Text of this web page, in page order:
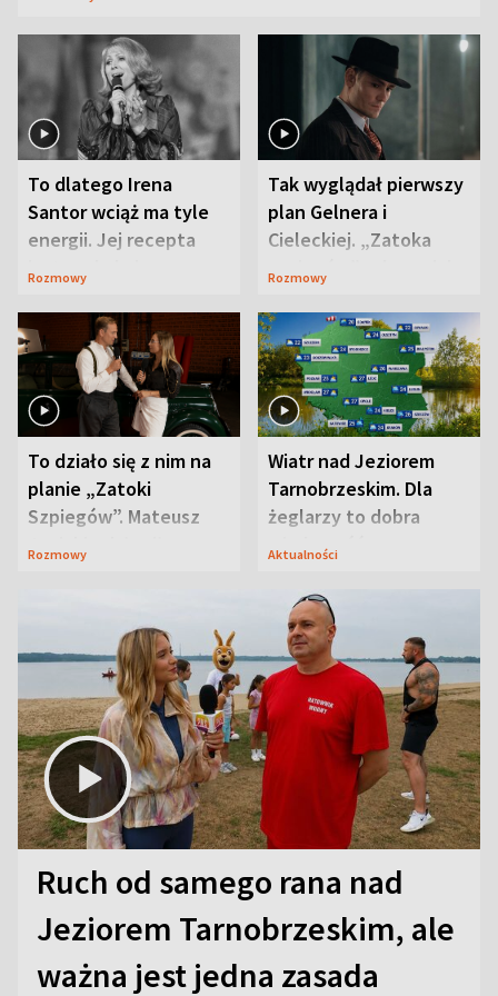
To dlatego Irena
Santor wciąż ma tyle
energii. Jej recepta
jest zaskakująco
Rozmowy
Tak wyglądał pierwszy
plan Gelnera i
Cieleckiej. „Zatoka
szpiegów” od razu ich
Rozmowy
To działo się z nim na
planie „Zatoki
Szpiegów”. Mateusz
Janicki odsłonił
Rozmowy
Wiatr nad Jeziorem
Tarnobrzeskim. Dla
żeglarzy to dobra
wiadomość
Aktualności
Ruch od samego rana nad
Jeziorem Tarnobrzeskim, ale
ważna jest jedna zasada